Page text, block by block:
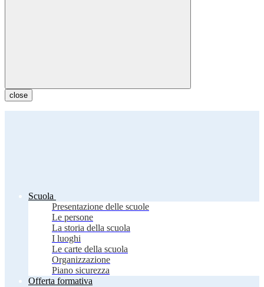
close
Scuola
Presentazione delle scuole
Le persone
La storia della scuola
I luoghi
Le carte della scuola
Organizzazione
Piano sicurezza
Offerta formativa